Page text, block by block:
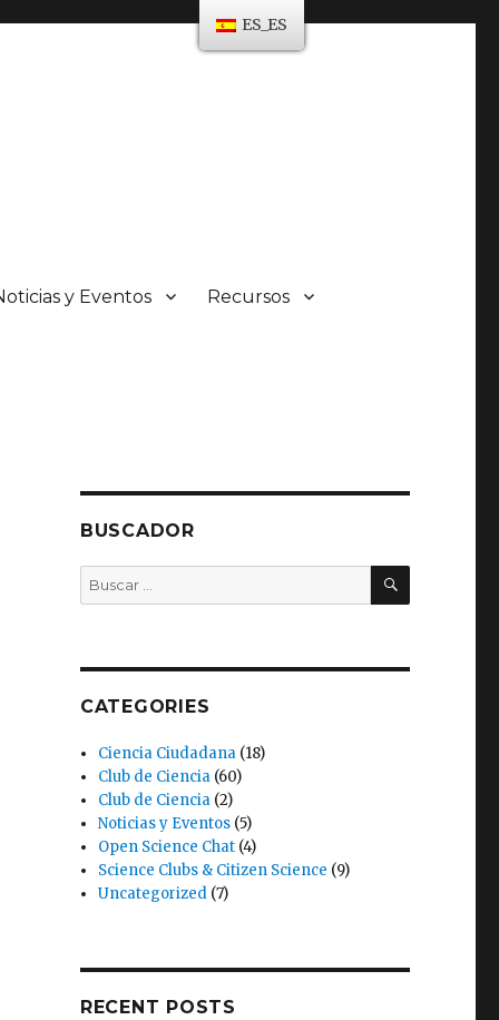
y Eventos Recursos
BUSCADOR
Buscar
por:
BUSCAR
CATEGORIES
Ciencia Ciudadana (18)
Club de Ciencia (60)
Club de Ciencia (2)
Noticias y Eventos (5)
Open Science Chat (4)
Science Clubs & Citizen Science (9)
Uncategorized (7)
RECENT POSTS
ES_ES